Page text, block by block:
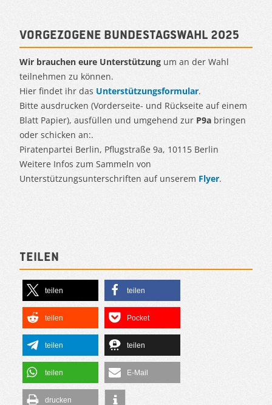
Vorgezogene Bundestagswahl 2025
Wir brauchen eure Unterstützung um an der Wahl
teilnehmen zu können.
Hier findet ihr das Unterstützungsformular.
Bitte ausdrucken (Vorderseite- und Rückseite auf einem
Blatt Papier), ausfüllen und umgehend zur P9a bringen
oder schicken an:.
Piratenpartei Berlin, Pflugstraße 9a, 10115 Berlin
Weitere Infos zum Sammeln von
Unterstützungsunterschriften auf unserem Flyer.
Teilen
teilen teilen
teilen Pocket
teilen teilen
teilen E-Mail
drucken